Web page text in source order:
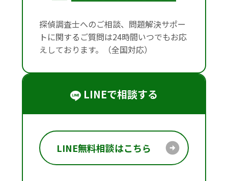
探偵調査士へのご相談、問題解決サポー
トに関するご質問は24時間いつでもお応
えしております。（全国対応）
LINEで相談する
LINE無料相談はこちら